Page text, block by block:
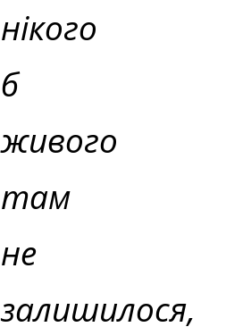
нікого
б
живого
там
не
залишилося,